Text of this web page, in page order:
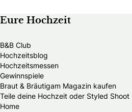
Eure Hochzeit
B&B Club
Hochzeitsblog
Hochzeitsmessen
Gewinnspiele
Braut & Bräutigam Magazin kaufen
Teile deine Hochzeit oder Styled Shoot
Home